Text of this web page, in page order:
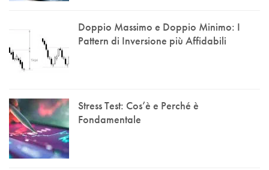
Doppio Massimo e Doppio Minimo: I
Pattern di Inversione più Affidabili
Stress Test: Cos’è e Perché è
Fondamentale